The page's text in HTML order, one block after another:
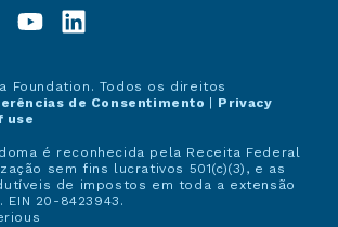
Foundation. Todos os direitos
de Consentimento
Privacy
use
é reconhecida pela Receita Federal
sem fins lucrativos 501(c)(3), e as
de impostos em toda a extensão
20-8423943.